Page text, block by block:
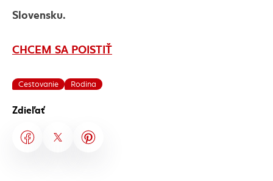
Zdieľať
Slovensku.
CHCEM SA POISTIŤ
Cestovanie Rodina